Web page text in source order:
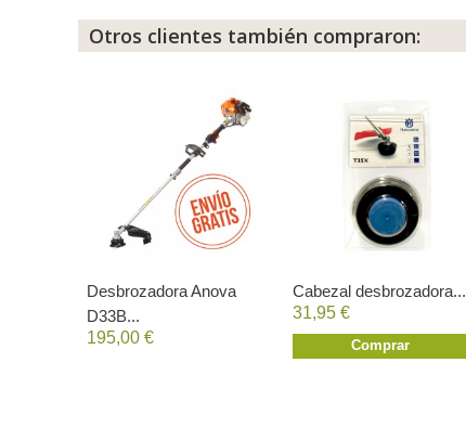
Otros clientes también compraron:
Desbrozadora Anova
D33B...
195,00 €
Cabezal desbrozadora...
31,95 €
Comprar